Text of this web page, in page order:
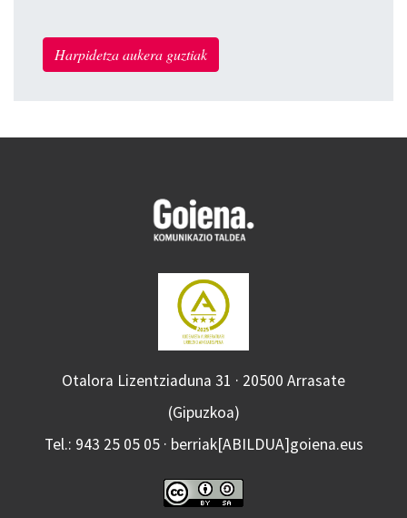
Harpidetza aukera guztiak
Otalora Lizentziaduna 31 · 20500 Arrasate
(Gipuzkoa)
Tel.: 943 25 05 05 · berriak[ABILDUA]goiena.eus